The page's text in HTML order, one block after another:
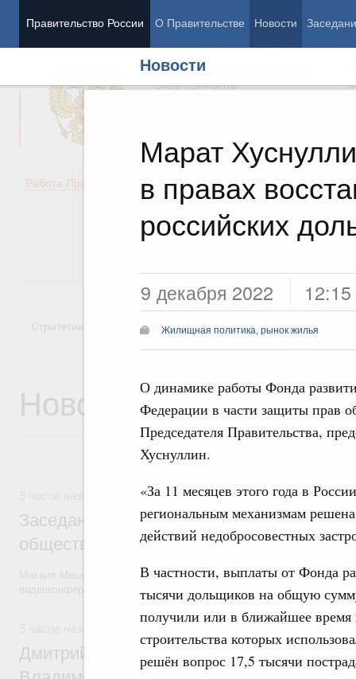
Правительство России О Правительстве Новости
Новости
Марат
в правах
российских
9 декабря 2022 12:15
Жилищная политика, рынок жилья
О динамике работы Фонда
Федерации в части защиты прав
Председателя Правительства,
Хуснуллин.
«За 11 месяцев этого года в
региональным механизмам
действий недобросовестных
В частности, выплаты от Фонда
тысячи дольщиков на общую
получили или в ближайшее время
строительства которых
решён вопрос 17,5 тысячи
Председатель Правительства
Вице-премьеры
Работа Правительства
Демография
Здоровье
Образование
Культура
Стратегии Государственные программы
Новости
Заседание Президиума Госсовета по
общественного транспорта
Михаил Мишустин и члены Правительства приняли участие в
Общие вопросы агропромышленного
Дмитрий Патрушев и губернатор